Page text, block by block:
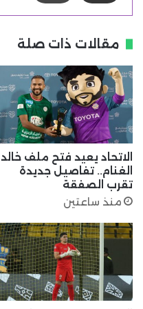
مقالات ذات صلة
الاتحاد يعيد فتح ملف خالد
الغنام.. تفاصيل جديدة
تقرب الصفقة
منذ ساعتين